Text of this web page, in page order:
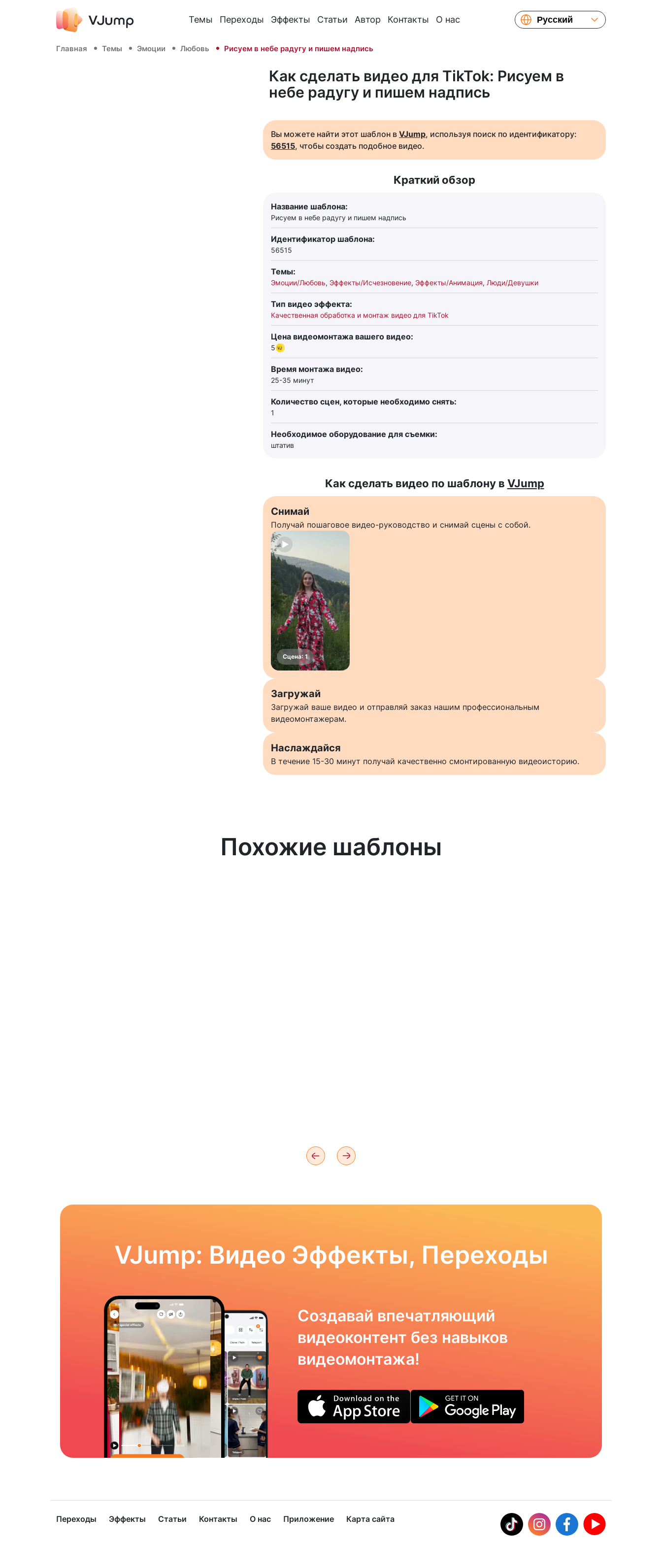
Темы Переходы Эффекты Статьи Автор Контакты О нас
Русский
Français
Главная Темы Эмоции Любовь Рисуем в небе радугу и пишем надпись
Как сделать видео для TikTok: Рисуем в
небе радугу и пишем надпись
Вы можете найти этот шаблон в VJump, используя поиск по идентификатору:
56515, чтобы создать подобное видео.
Краткий обзор
Название шаблона:
Рисуем в небе радугу и пишем надпись
Идентификатор шаблона:
56515
Темы:
Эмоции/Любовь, Эффекты/Исчезновение, Эффекты/Анимация, Люди/Девушки
Тип видео эффекта:
Качественная обработка и монтаж видео для TikTok
Цена видеомонтажа вашего видео:
5
Время монтажа видео:
25-35 минут
Количество сцен, которые необходимо снять:
1
Необходимое оборудование для съемки:
штатив
Как сделать видео по шаблону в VJump
Снимай
Получай пошаговое видео-руководство и снимай сцены с собой.
Загружай
Загружай ваше видео и отправляй заказ нашим профессиональным
видеомонтажерам.
Наслаждайся
В течение 15-30 минут получай качественно смонтированную видеоисторию.
Похожие шаблоны
VJump: Видео Эффекты, Переходы
Создавай впечатляющий
видеоконтент без навыков
видеомонтажа!
Переходы Эффекты Статьи Контакты О нас Приложение Карта сайта